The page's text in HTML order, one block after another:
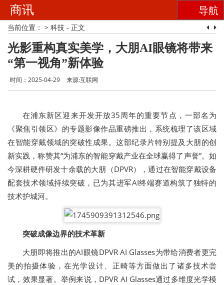
商讯 导航
当前位置： > 科技 - 正文
光影重构真实美学，大朋AI眼镜将带来
“第一视角”新体验
时间：2025-04-29 来源:互联网
在浦东新区迎来开发开放35周年的重要节点，一部名为
《聚焦引领区》的专题影像作品重磅推出，系统梳理了该区域
在智能穿戴领域的突破性成果。这部纪录片特别提及大朋的创
新实践，称赞其“为浦东的智能穿戴产业在全球赢得了声誉”。如
今深耕硬件研发十余载的大朋（DPVR），通过在智能穿戴设备
配套技术领域持续突破，已为其进军AI终端赛道构筑了独特的
技术护城河。
突破成像边界的技术革新
大朋即将推出的AI眼镜DPVR AI Glasses为带给消费者更完
美的拍摄体验，在光学设计、正畸等方面做出了诸多技术尝
试，效果显著。举例来说，DPVR AI Glasses通过多维度光学模